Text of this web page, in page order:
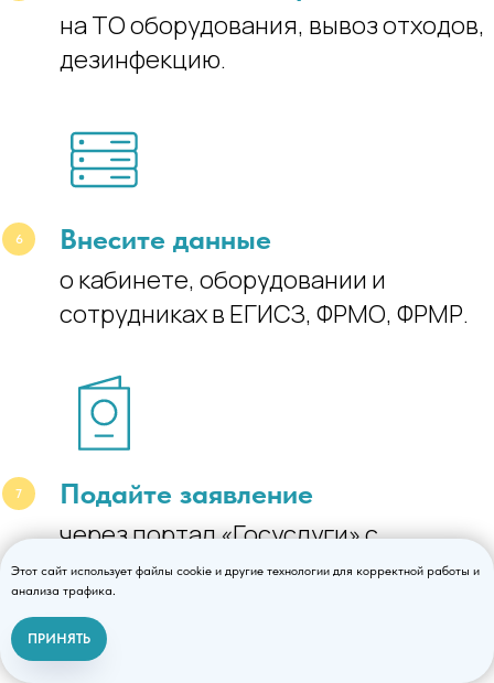
на ТО оборудования, вывоз отходов,
дезинфекцию.
Внесите данные
о кабинете, оборудовании и
сотрудниках в ЕГИСЗ, ФРМО, ФРМР.
Подайте заявление
через портал «Госуслуги» с
усиленной электронной подписью.
Этот сайт использует файлы cookie и другие технологии для корректной работы и
анализа трафика.
ПРИНЯТЬ